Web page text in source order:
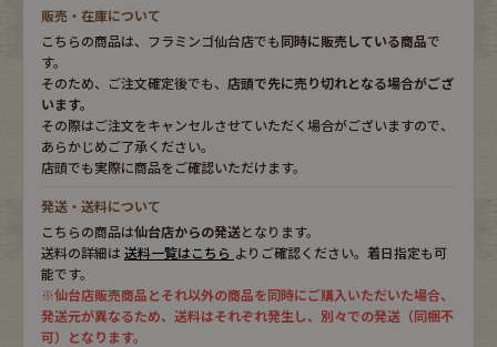
Accessory
Belt antique goods
Keyring
販売・在庫について
こちらの商品は、フラミンゴ仙台店でも同時に販売している商品で
す。
そのため、ご注文確定後でも、 店頭で先に売り切れとなる場合がござ
います。
その際はご注文をキャンセルさせていただく場合がございますので、
あらかじめご了承ください。
店頭でも実際に商品をご確認いただけます。
発送・送料について
こちらの商品は仙台店からの発送となります。
送料の詳細は 送料一覧はこちら よりご確認ください。着日指定も可
能です。
※仙台店販売商品とそれ以外の商品を同時にご購入いただいた場合、
発送元が異なるため、送料はそれぞれ発生し、別々での発送（同梱不
可）となります。